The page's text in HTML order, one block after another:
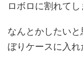
ロボロに割れてし
なんとかしたい
ぼりケースに入れ